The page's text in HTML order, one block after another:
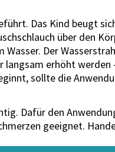
Das Kind beugt
über den
Der
erhöht werden
sollte die
Dafür den
geeignet.